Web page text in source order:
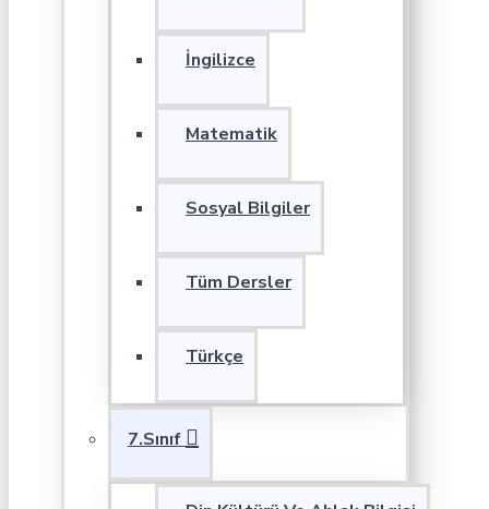
İngilizce
Matematik
Sosyal Bilgiler
Tüm Dersler
Türkçe
7.Sınıf